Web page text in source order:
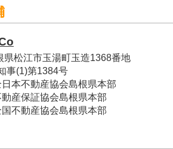
松江市玉湯町玉造1368番地
事(1)第1384号
本不動産協会島根県本部
産保証協会島根県本部
不動産協会島根県本部